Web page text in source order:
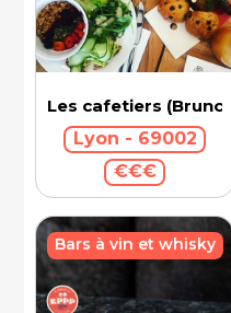
Les cafetiers (Brunch)
Lyon - 69002
€€€
Bars à vin et whisky